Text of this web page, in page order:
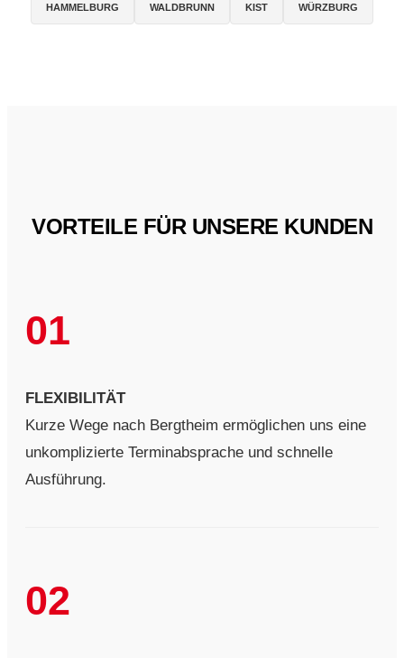
HAMMELBURG WALDBRUNN KIST WÜRZBURG
VORTEILE FÜR UNSERE KUNDEN
01
FLEXIBILITÄT
Kurze Wege nach Bergtheim ermöglichen uns eine
unkomplizierte Terminabsprache und schnelle
Ausführung.
02